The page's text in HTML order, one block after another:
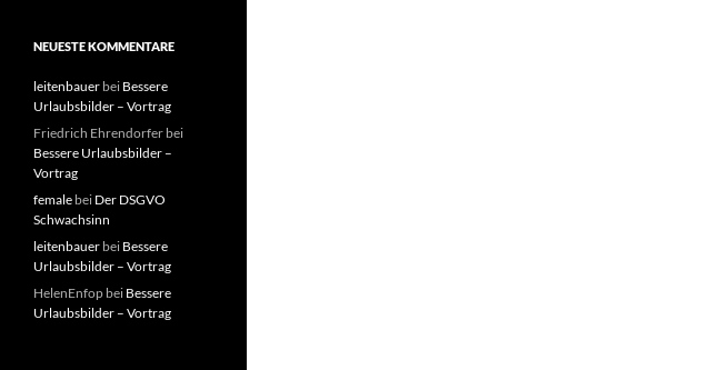
NEUESTE KOMMENTARE
leitenbauer bei Bessere
Urlaubsbilder – Vortrag
Friedrich Ehrendorfer bei
Bessere Urlaubsbilder –
Vortrag
female bei Der DSGVO
Schwachsinn
leitenbauer bei Bessere
Urlaubsbilder – Vortrag
HelenEnfop bei Bessere
Urlaubsbilder – Vortrag